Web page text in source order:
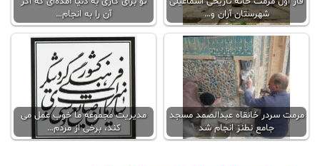
شهرستان آران و…
آن را به انجام…
مرمت سردر خانقاه عبدالصمد مسجد
جامع نطنز انجام شد
مدیریت مجموعه ما خوب عمل می
کند، برخی از مردم…